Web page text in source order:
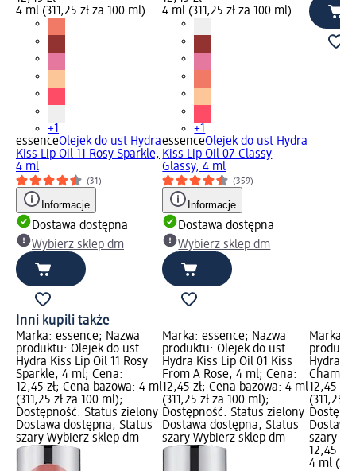
4 ml (311,25 zł za 100 ml)
+1
essenceOlejek do ust Hydra
Kiss Lip Oil 11 Rosy Sparkle,
4 ml
(31)
Informacje
Dostawa dostępna
Wybierz sklep dm
4 ml (311,25 zł za 100 ml)
+1
essenceOlejek do ust Hydra
Kiss Lip Oil 07 Classy
Glassy, 4 ml
(359)
Informacje
Dostawa dostępna
Wybierz sklep dm
Inni kupili także
Marka: essence; Nazwa
produktu: Olejek do ust
Hydra Kiss Lip Oil 11 Rosy
Sparkle, 4 ml; Cena:
12,45 zł; Cena bazowa: 4 ml
(311,25 zł za 100 ml);
Dostępność: Status zielony
Dostawa dostępna, Status
szary Wybierz sklep dm
Marka: essence; Nazwa
produktu: Olejek do ust
Hydra Kiss Lip Oil 01 Kiss
From A Rose, 4 ml; Cena:
12,45 zł; Cena bazowa: 4 ml
(311,25 zł za 100 ml);
Dostępność: Status zielony
Dostawa dostępna, Status
szary Wybierz sklep dm
Marka:
Hydra
12,45
(311,25
szary
12,45 zł
4 ml